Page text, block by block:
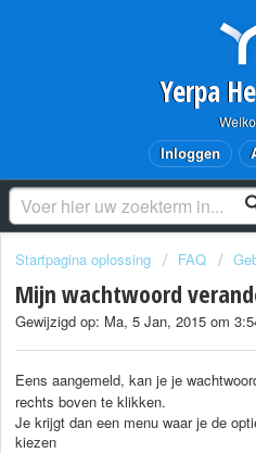
Yerpa
Inloggen
Startpagina oplossing FAQ
Mijn wachtwoord
Gewijzigd op: Ma, 5 Jan, 2015 om
Eens aangemeld, kan je je
rechts boven te klikken.
Je krijgt dan een menu waar je de
kiezen